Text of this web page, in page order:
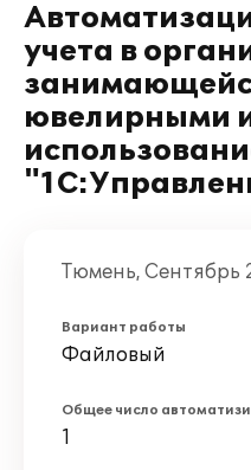
учета в
ювелирными
Тюмень, Сентябрь
Вариант работы
Файловый
Общее число
1